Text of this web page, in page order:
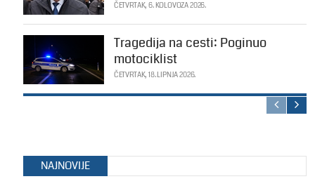
ČETVRTAK, 6. KOLOVOZA 2026.
Tragedija na cesti: Poginuo
motociklist
ČETVRTAK, 18. LIPNJA 2026.
NAJNOVIJE